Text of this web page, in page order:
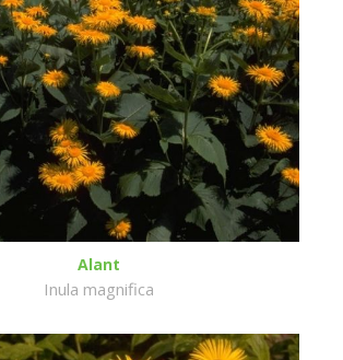
Alant
Inula magnifica